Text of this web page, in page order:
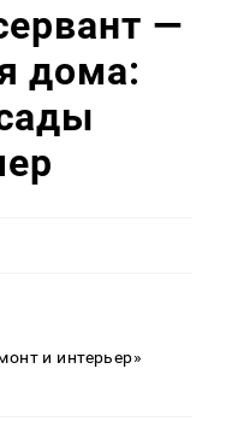
—
дома:
и интерьер»